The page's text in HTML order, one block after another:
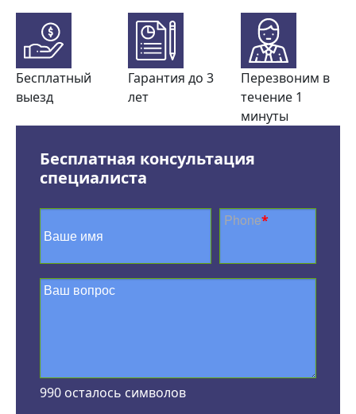
Бесплатный
выезд
Гарантия до 3
лет
Перезвоним в
течение 1
минуты
Бесплатная консультация
специалиста
Phone*
990 осталось символов